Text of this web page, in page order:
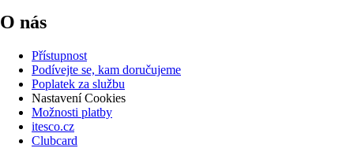
O nás
Přístupnost
Podívejte se, kam doručujeme
Poplatek za službu
Nastavení Cookies
Možnosti platby
itesco.cz
Clubcard